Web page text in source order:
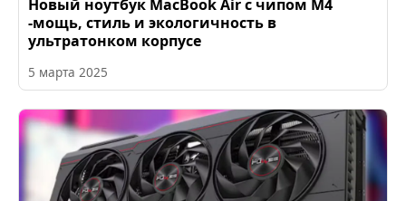
Новый ноутбук MacBook Air с чипом M4
-мощь, стиль и экологичность в
ультратонком корпусе
5 марта 2025